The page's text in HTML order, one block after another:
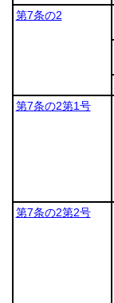
第7条の2
第7条の2第1号
第7条の2第2号